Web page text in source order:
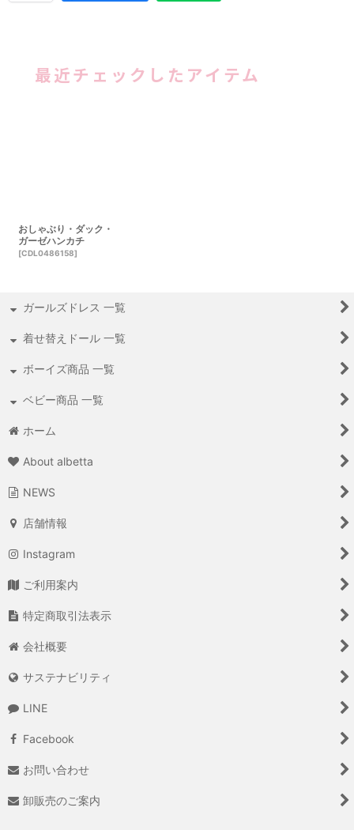
最近チェックしたアイテム
おしゃぶり・ダック・
ガーゼハンカチ
[CDL0486158]
ガールズドレス 一覧
着せ替えドール 一覧
ボーイズ商品 一覧
ベビー商品 一覧
ホーム
About albetta
NEWS
店舗情報
Instagram
ご利用案内
特定商取引法表示
会社概要
サステナビリティ
LINE
Facebook
お問い合わせ
卸販売のご案内